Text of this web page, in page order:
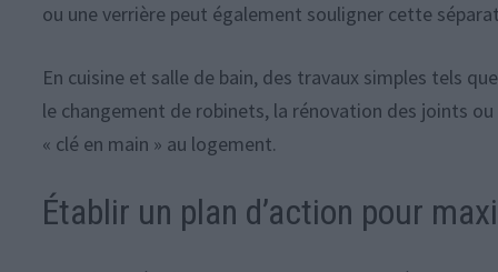
ou une verrière peut également souligner cette
En cuisine et salle de bain, des travaux simples tels
le changement de robinets, la rénovation des joints
« clé en main » au logement.
Établir un plan d’action pour